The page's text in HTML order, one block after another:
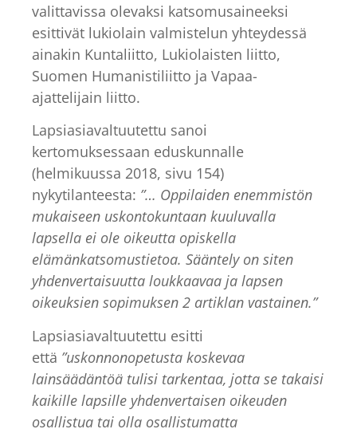
valittavissa olevaksi katsomusaineeksi
esittivät lukiolain valmistelun yhteydessä
ainakin Kuntaliitto, Lukiolaisten liitto,
Suomen Humanistiliitto ja Vapaa-
ajattelijain liitto.
Lapsiasiavaltuutettu sanoi
kertomuksessaan eduskunnalle
(helmikuussa 2018, sivu 154)
nykytilanteesta: ”… Oppilaiden enemmistön
mukaiseen uskontokuntaan kuuluvalla
lapsella ei ole oikeutta opiskella
elämänkatsomustietoa. Sääntely on siten
yhdenvertaisuutta loukkaavaa ja lapsen
oikeuksien sopimuksen 2 artiklan vastainen.”
Lapsiasiavaltuutettu esitti
että ”uskonnonopetusta koskevaa
lainsäädäntöä tulisi tarkentaa, jotta se takaisi
kaikille lapsille yhdenvertaisen oikeuden
osallistua tai olla osallistumatta